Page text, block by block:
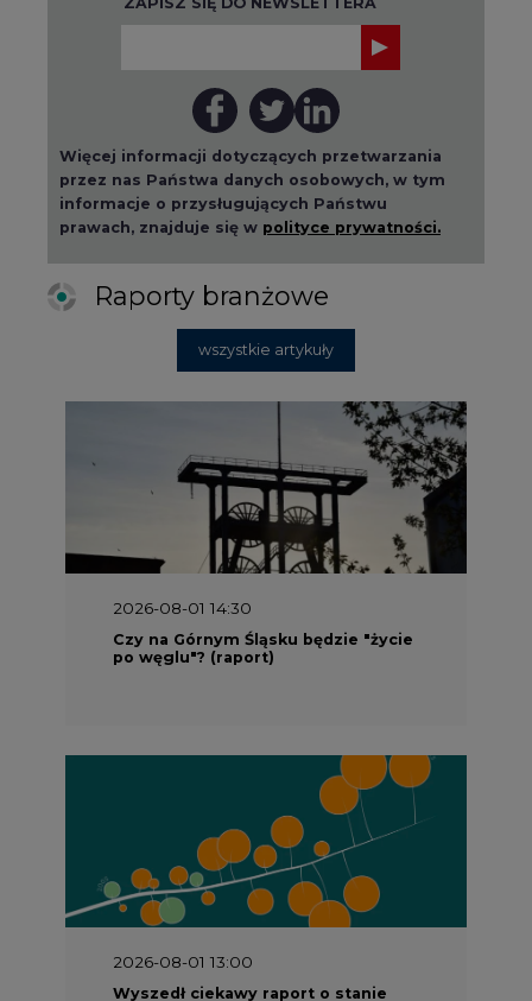
Więcej informacji dotyczących przetwarzania
przez nas Państwa danych osobowych, w tym
informacje o przysługujących Państwu
prawach, znajduje się w polityce prywatności.
Raporty branżowe
wszystkie artykuły
2026-08-01 14:30
Czy na Górnym Śląsku będzie "życie
po węglu"? (raport)
2026-08-01 13:00
Wyszedł ciekawy raport o stanie